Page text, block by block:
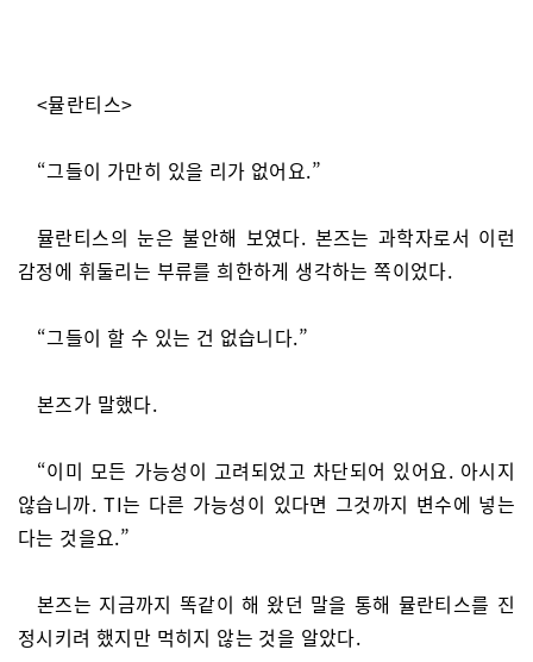
<뮬란티스>
“그들이 가만히 있을 리가 없어요.”
뮬란티스의 눈은 불안해 보였다. 본즈는 과학자로서 이런
감정에 휘둘리는 부류를 희한하게 생각하는 쪽이었다.
“그들이 할 수 있는 건 없습니다.”
본즈가 말했다.
“이미 모든 가능성이 고려되었고 차단되어 있어요. 아시지
않습니까. TI는 다른 가능성이 있다면 그것까지 변수에 넣는
다는 것을요.”
본즈는 지금까지 똑같이 해 왔던 말을 통해 뮬란티스를 진
정시키려 했지만 먹히지 않는 것을 알았다.